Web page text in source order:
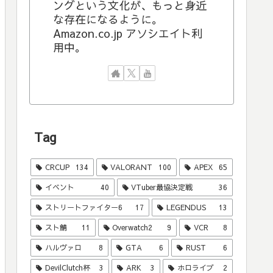
ングという文化が、もっと身近
な存在になるように。
Amazon.co.jp アソシエイト利
用中。
Tag
CRCUP 134 VALORANT 100 APEX 65
イベント 40 VTuber最協決定戦 36
ストリートファイター6 17 LEGENDUS 13
スト鯖 11 Overwatch2 9 VCR 8
ハルヴァロ 8 GTA 6 RUST 6
DevilClutch杯 3 ARK 3 ホロライブ 2